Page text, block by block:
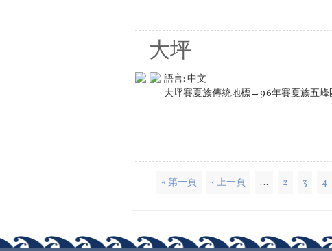
大坪
語言: 中文
大坪賽夏族傳統地標→96年賽夏族五峰
頁面« 第一頁 ‹ 上一頁 … 2 3 4